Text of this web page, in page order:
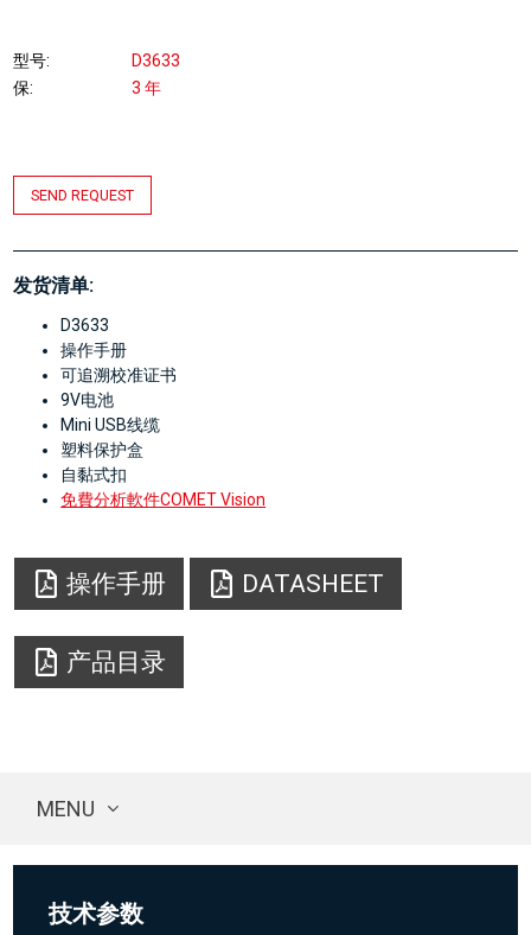
型号
D3633
保
3 年
SEND REQUEST
发货清单:
D3633
操作手册
可追溯校准证书
9V电池
Mini USB线缆
塑料保护盒
自黏式扣
免費分析軟件COMET Vision
操作手册 DATASHEET
产品目录
MENU
技术参数